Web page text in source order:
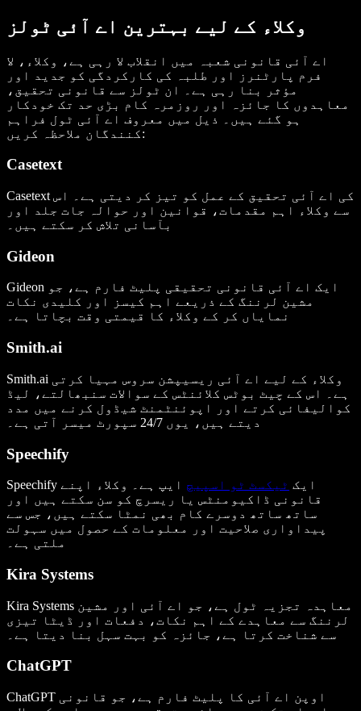
وکلاء کے لیے بہترین اے آئی ٹولز
اے آئی قانونی شعبہ میں انقلاب لا رہی ہے، وکلاء، لا
فرم پارٹنرز اور طلبہ کی کارکردگی کو جدید اور
مؤثر بنا رہی ہے۔ ان ٹولز سے قانونی تحقیق،
معاہدوں کا جائزہ اور روزمرہ کام بڑی حد تک خودکار
ہو گئے ہیں۔ ذیل میں معروف اے آئی ٹول فراہم
کنندگان ملاحظہ کریں:
Casetext
Casetext کی اے آئی تحقیق کے عمل کو تیز کر دیتی ہے۔ اس
سے وکلاء اہم مقدمات، قوانین اور حوالہ جات جلد اور
بآسانی تلاش کر سکتے ہیں۔
Gideon
Gideon ایک اے آئی قانونی تحقیقی پلیٹ فارم ہے، جو
مشین لرننگ کے ذریعے اہم کیسز اور کلیدی نکات
نمایاں کر کے وکلاء کا قیمتی وقت بچاتا ہے۔
Smith.ai
Smith.ai وکلاء کے لیے اے آئی ریسیپشن سروس مہیا کرتی
ہے۔ اس کے چیٹ بوٹس کلائنٹس کے سوالات سنبھالتے، لیڈ
کوالیفائی کرتے اور اپوئنٹمنٹ شیڈول کرنے میں مدد
دیتے ہیں، یوں 24/7 سپورٹ میسر آتی ہے۔
Speechify
Speechify ایک ٹیکسٹ ٹو اسپیچ ایپ ہے۔ وکلاء اپنے
قانونی ڈاکیومنٹس یا ریسرچ کو سن سکتے ہیں اور
ساتھ ساتھ دوسرے کام بھی نمٹا سکتے ہیں، جس سے
پیداواری صلاحیت اور معلومات کے حصول میں سہولت
ملتی ہے۔
Kira Systems
Kira Systems معاہدہ تجزیہ ٹول ہے، جو اے آئی اور مشین
لرننگ سے معاہدے کے اہم نکات، دفعات اور ڈیٹا تیزی
سے شناخت کرتا ہے، جائزہ کو بہت سہل بنا دیتا ہے۔
ChatGPT
ChatGPT اوپن اے آئی کا پلیٹ فارم ہے، جو قانونی